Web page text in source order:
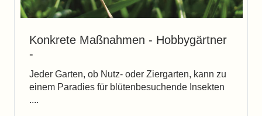
Konkrete Maßnahmen - Hobbygärtner
-
Jeder Garten, ob Nutz- oder Ziergarten, kann zu
einem Paradies für blütenbesuchende Insekten
....